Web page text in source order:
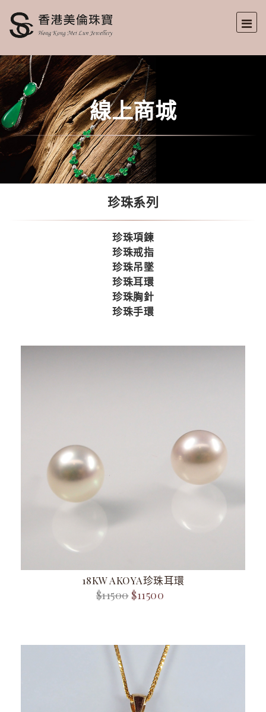
線上商城
珍珠系列
珍珠項鍊
珍珠戒指
珍珠吊墜
珍珠耳環
珍珠胸針
珍珠手環
18KW AKOYA珍珠耳環
$11500 $11500